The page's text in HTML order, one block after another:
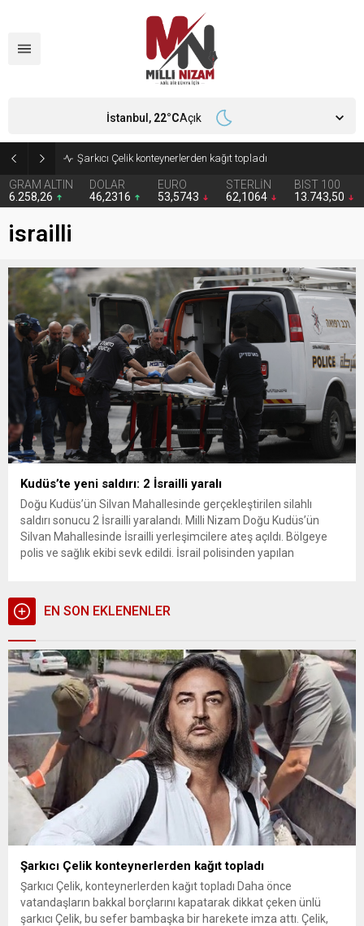
İran 2 ülkeyi birden vurdu
GRAM ALTIN
6.258,26
DOLAR
46,2316
EURO
53,5743
STERLİN
62,1064
BIST 100
13.743,50
İstanbul, 22°CAçık
israilli
Kudüs’te yeni saldırı: 2 İsrailli yaralı
Doğu Kudüs’ün Silvan Mahallesinde gerçekleştirilen silahlı
saldırı sonucu 2 İsrailli yaralandı. Milli Nizam Doğu Kudüs’ün
Silvan Mahallesinde İsrailli yerleşimcilere ateş açıldı. Bölgeye
polis ve sağlık ekibi sevk edildi. İsrail polisinden yapılan
ilgili soruşturma başlatıldı.
EN SON EKLENENLER
Şarkıcı Çelik konteynerlerden kağıt topladı
Şarkıcı Çelik, konteynerlerden kağıt topladı Daha önce
vatandaşların bakkal borçlarını kapatarak dikkat çeken ünlü
şarkıcı Çelik, bu sefer bambaşka bir harekete imza attı. Çelik,